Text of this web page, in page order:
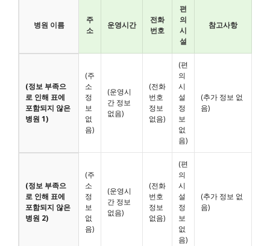
병원 이름
주
소
운영시간
전화
번호
편
의
시
설
참고사항
(정보 부족으
로 인해 표에
포함되지 않은
병원 1)
(주
소
정
보
없
음)
(운영시
간 정보
없음)
(전화
번호
정보
없음)
(편
의
시
설
정
보
없
음)
(추가 정보 없
음)
(정보 부족으
로 인해 표에
포함되지 않은
병원 2)
(주
소
정
보
없
음)
(운영시
간 정보
없음)
(전화
번호
정보
없음)
(편
의
시
설
정
보
없
음)
(추가 정보 없
음)